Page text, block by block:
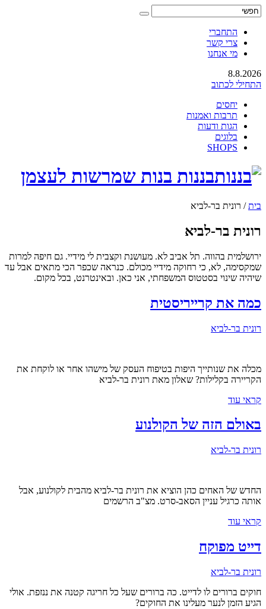
התחברי
צרי קשר
מי אנחנו
8.8.2026
התחילי לכתוב
יחסים
תרבות ואמנות
הגות ודעות
בלוגים
SHOPS
בננות בנות שמרשות לעצמן
בית/ רונית בר-לביא
רונית בר-לביא
ירושלמית בהווה. תל אביב לא. מעושנת וקצבית לי מידיי. גם חיפה למרות
שמקסימה, לא, כי רחוקה מידיי מכולם. כנראה שכפר הכי מתאים אבל עד
שיהיה שינוי בסטטוס המשפחתי, אני כאן. ובאינטרנט, בכל מקום.
כמה את קרייריסטית
רונית בר-לביא
מכלה את שנותייך היפות בטיפוח העסק של מישהו אחר או לוקחת את
הקריירה בקלילות? שאלון מאת רונית בר-לביא
קראי עוד
באולם הזה של הקולנוע
רונית בר-לביא
החדש של האחים כהן הוציא את רונית בר-לביא מהבית לקולנוע, אבל
אותה כרגיל עניין הסאב-סרט. מצ"ב הרשמים
קראי עוד
דייט מפוקח
רונית בר-לביא
חוקים ברורים לו לדייט. כה ברורים שעל כל חריגה קטנה את ננזפת. אולי
הגיע הזמן לנער מעלינו את החוקים?